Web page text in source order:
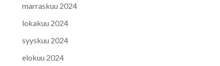
marraskuu 2024
lokakuu 2024
syyskuu 2024
elokuu 2024